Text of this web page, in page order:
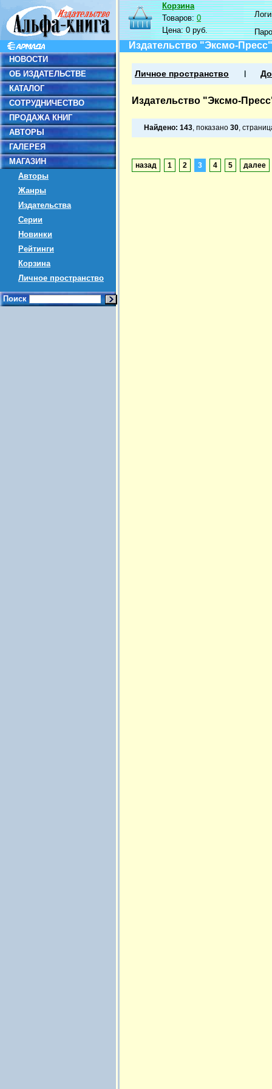
НОВОСТИ
ОБ ИЗДАТЕЛЬСТВЕ
КАТАЛОГ
СОТРУДНИЧЕСТВО
ПРОДАЖА КНИГ
АВТОРЫ
ГАЛЕРЕЯ
МАГАЗИН
Авторы
Жанры
Издательства
Серии
Новинки
Рейтинги
Корзина
Личное пространство
Поиск
Корзина
Товаров:0
Цена:0 руб.
Издательство "Эксмо-Пресс"
Личное пространство
Издательство "Эксмо-
Найдено: 143, показано 30,
назад 1 2 3 4 5 далее